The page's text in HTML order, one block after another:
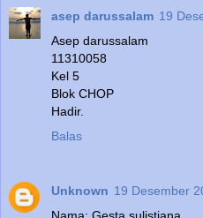
asep darussalam 19
Asep darussalam
11310058
Kel 5
Blok CHOP
Hadir.
Balas
Unknown 19 Desember